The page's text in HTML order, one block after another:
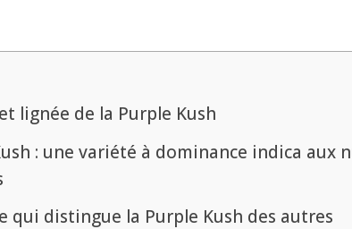
lignée de la Purple Kush
: une variété à dominance indica aux
qui distingue la Purple Kush des autres